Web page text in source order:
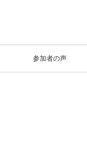
参加者の声